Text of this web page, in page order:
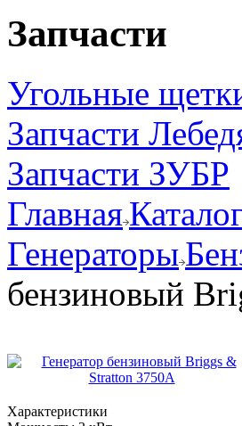
Запчасти
Угольные
Запчасти
Запчасти ЗУБР
Главная
Генераторы
бензиновый
Характеристики